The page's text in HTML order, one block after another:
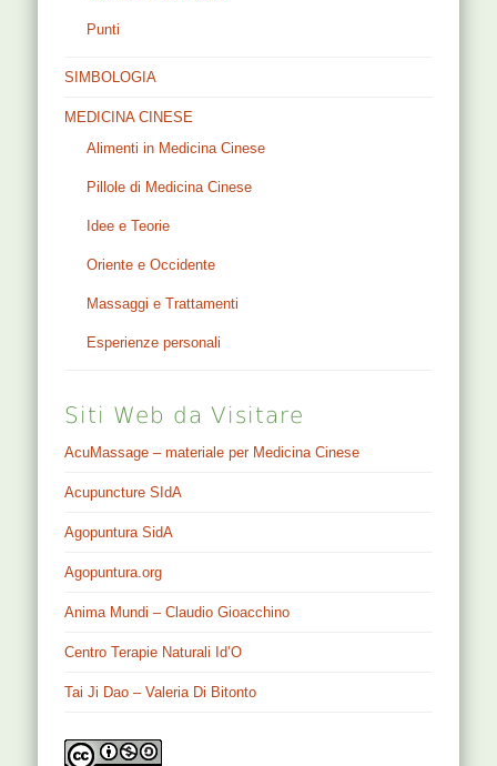
Punti
SIMBOLOGIA
MEDICINA CINESE
Alimenti in Medicina Cinese
Pillole di Medicina Cinese
Idee e Teorie
Oriente e Occidente
Massaggi e Trattamenti
Esperienze personali
Siti Web da Visitare
AcuMassage – materiale per Medicina Cinese
Acupuncture SIdA
Agopuntura SidA
Agopuntura.org
Anima Mundi – Claudio Gioacchino
Centro Terapie Naturali Id’O
Tai Ji Dao – Valeria Di Bitonto